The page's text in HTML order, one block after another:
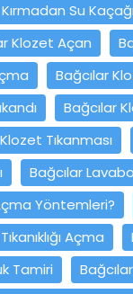
Su
Klozet Açan
Bağcılar
Bağcılar
Tıkanması
Bağcılar
Yöntemleri?
Açma
Tamiri